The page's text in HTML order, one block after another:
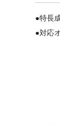
●特長
●対応